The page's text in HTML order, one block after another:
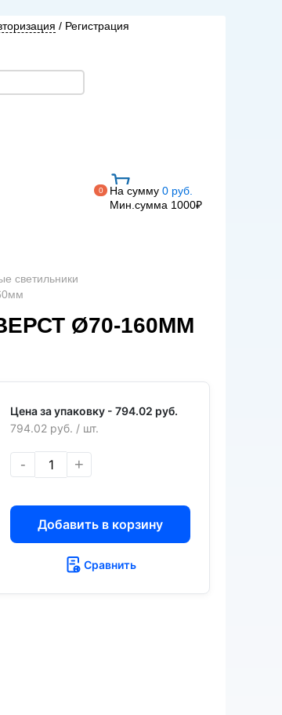
/ Регистрация
0 На сумму 0 руб.
Мин.сумма 1000₽
светильники
Ø70-160ММ
Цена за упаковку - 794.02 руб.
794.02 руб. / шт.
- +
Добавить в корзину
Сравнить